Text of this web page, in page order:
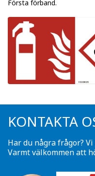
Första förband.
KONTAKTA
Har du några frågor?
Varmt välkommen att